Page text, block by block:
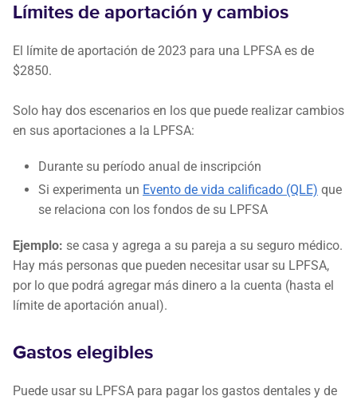
Límites de aportación y cambios
El límite de aportación de 2023 para una LPFSA es de
$2850.
Solo hay dos escenarios en los que puede realizar cambios
en sus aportaciones a la LPFSA:
Durante su período anual de inscripción
Si experimenta un Evento de vida calificado (QLE) que
se relaciona con los fondos de su LPFSA
Ejemplo: se casa y agrega a su pareja a su seguro médico.
Hay más personas que pueden necesitar usar su LPFSA,
por lo que podrá agregar más dinero a la cuenta (hasta el
límite de aportación anual).
Gastos elegibles
Puede usar su LPFSA para pagar los gastos dentales y de